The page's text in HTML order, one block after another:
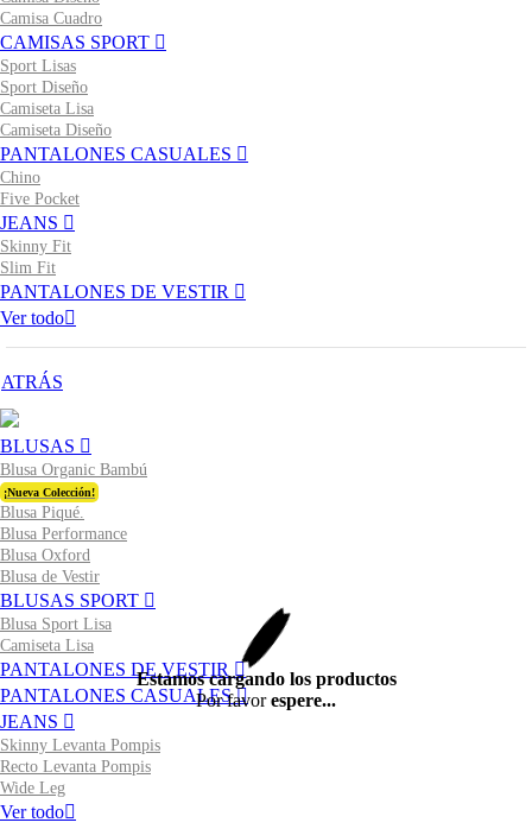
Camisa Cuadro
CAMISAS SPORT
Sport Lisas
Sport Diseño
Camiseta Lisa
Camiseta Diseño
PANTALONES CASUALES
Chino
Five Pocket
JEANS
Skinny Fit
Slim Fit
PANTALONES DE VESTIR
Ver todo
ATRÁS
BLUSAS
Blusa Organic Bambú
¡Nueva Colección!
Blusa Piqué.
Blusa Performance
Blusa Oxford
Blusa de Vestir
BLUSAS SPORT
Blusa Sport Lisa
Camiseta Lisa
PANTALONES DE VESTIR
PANTALONES CASUALES
JEANS
Skinny Levanta Pompis
Recto Levanta Pompis
Wide Leg
Ver todo
Estamos cargando los productos
Por favorespere...